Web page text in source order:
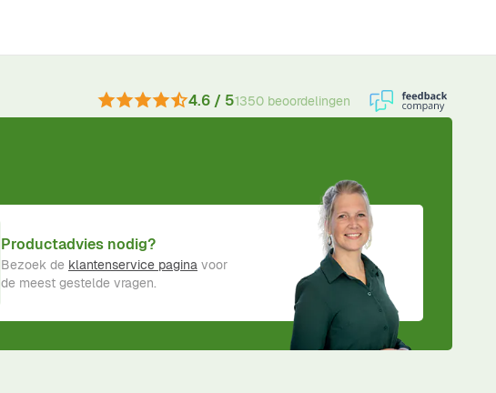
4.6 / 51350 beoordelingen
Productadvies nodig?
Bezoek de klantenservice pagina voor
de meest gestelde vragen.